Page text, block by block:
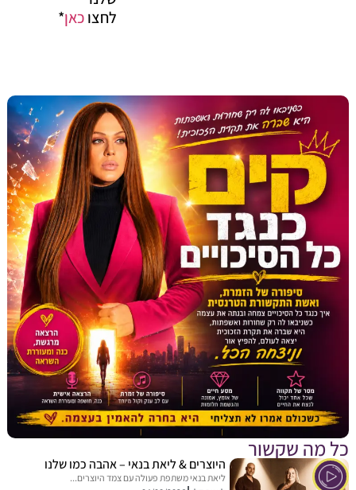
לחצוכאן*
שקשור
היוצרים & ליאת בנאי – אהבה כמו שלנו
ליאת בנאי משתפת פעולה עם צמד היוצרים...